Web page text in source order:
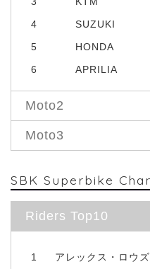
4
SUZUKI
5
HONDA
6
APRILIA
Moto2
Moto3
SBK Superbike
Riders Top10
1 アレックス・ロウ